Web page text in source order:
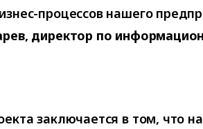
процессов нашего
директор по
заключается в том, что